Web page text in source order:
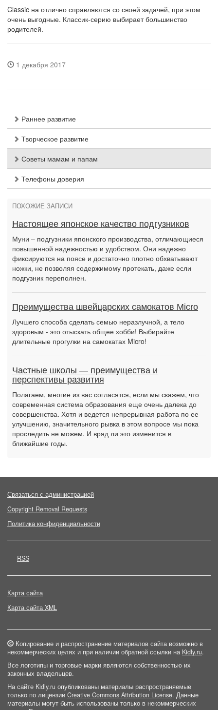
Classic на отлично справляются со своей задачей, при этом
очень выгодные. Классик-серию выбирает большинство
родителей.
1 декабря 2017
Раннее развитие
Творческое развитие
Советы мамам и папам
Телефоны доверия
ПОХОЖИЕ ЗАПИСИ
Настоящее японское качество подгузников
Муни – подгузники японского производства, отличающиеся
повышенной надежностью и удобством. Они надежно
фиксируются на поясе и достаточно плотно обхватывают
ножки, не позволяя содержимому протекать, даже если
подгузник переполнен.
Преимущества швейцарских самокатов Micro
Лучшего способа сделать семью неразлучной, а тело
здоровым - это отыскать общее хобби! Выбирайте
длительные прогулки на самокатах Micro!
Частные школы — преимущества и
перспективы развития
Полагаем, многие из вас согласятся, если мы скажем, что
современная система образования еще очень далека до
совершенства. Хотя и ведется непрерывная работа по ее
улучшению, значительного рывка в этом вопросе мы пока
проследить не можем. И вряд ли это изменится в
ближайшие годы.
Связаться с администрацией
Copyright Removal Requests
Политика конфиденциальности
RSS
Карта сайта
Карта сайта XML
Копирование и распространение материалов сайта возможно в
некоммерческих целях и при наличии обратной ссылки на Kidly.ru.
Все логотипы и торговые марки являются собственностью их
законных владельцев.
На сайте Kidly.ru опубликованы материалы распространяемые
только по лицензии Creative Commons Attribution License. Данные
материалы могут быть использованы только в некоммерческих